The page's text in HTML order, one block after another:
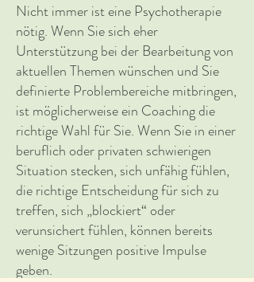
Nicht immer ist eine Psychotherapie
nötig. Wenn Sie sich eher
Unterstützung bei der Bearbeitung von
aktuellen Themen wünschen und Sie
definierte Problembereiche mitbringen,
ist möglicherweise ein Coaching die
richtige Wahl für Sie. Wenn Sie in einer
beruflich oder privaten schwierigen
Situation stecken, sich unfähig fühlen,
die richtige Entscheidung für sich zu
treffen, sich „blockiert“ oder
verunsichert fühlen, können bereits
wenige Sitzungen positive Impulse
geben.​​